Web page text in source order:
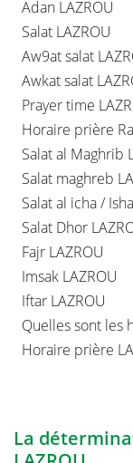
Adan LAZROU
Salat LAZROU
Aw9at salat
Awkat salat
Prayer time
Horaire prière
Salat al Maghrib
Salat maghreb
Salat al icha /
Salat Dhor
Fajr LAZROU
Imsak LAZROU
Iftar LAZROU
Quelles sont les
Horaire prière
La